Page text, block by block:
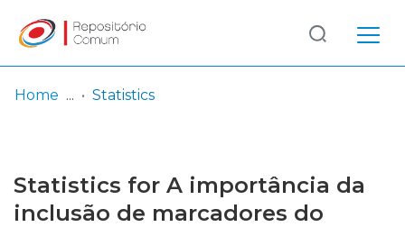
Browse repository
Log
In
(current)
Home Statistics
Statistics for A importância da
inclusão de marcadores do